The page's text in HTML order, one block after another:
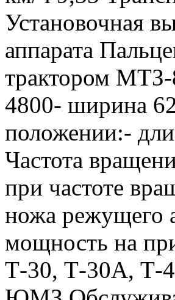
Установочная
аппарата
трактором
4800- ширина
положении:-
Частота
при частоте
ножа режущего
мощность на
Т-30, Т-30А, Т-